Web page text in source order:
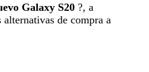
Galaxy S20 ?, a
de compra a